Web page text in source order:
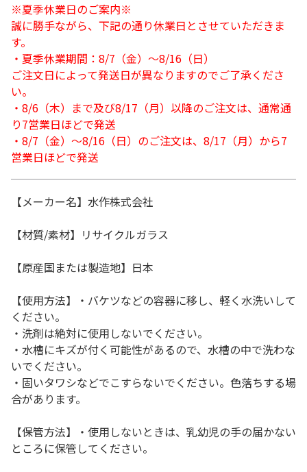
※夏季休業日のご案内※
誠に勝手ながら、下記の通り休業日とさせていただきま
す。
・夏季休業期間：8/7（金）～8/16（日）
ご注文日によって発送日が異なりますのでご了承くださ
い。
・8/6（木）まで及び8/17（月）以降のご注文は、通常通
り7営業日ほどで発送
・8/7（金）～8/16（日）のご注文は、8/17（月）から7
営業日ほどで発送
【メーカー名】水作株式会社
【材質/素材】リサイクルガラス
【原産国または製造地】日本
【使用方法】・バケツなどの容器に移し、軽く水洗いして
ください。
・洗剤は絶対に使用しないでください。
・水槽にキズが付く可能性があるので、水槽の中で洗わな
いでください。
・固いタワシなどでこすらないでください。色落ちする場
合があります。
【保管方法】・使用しないときは、乳幼児の手の届かない
ところに保管してください。